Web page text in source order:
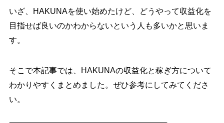
いざ、HAKUNAを使い始めたけど、どうやって収益化を
目指せば良いのかわからないという人も多いかと思いま
す。
そこで本記事では、HAKUNAの収益化と稼ぎ方について
わかりやすくまとめました。ぜひ参考にしてみてくださ
い。